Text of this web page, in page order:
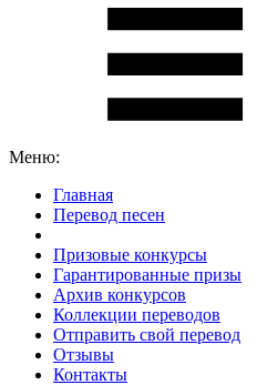
Меню:
Главная
Перевод песен
Призовые конкурсы
Гарантированные призы
Архив конкурсов
Коллекции переводов
Отправить свой перевод
Отзывы
Контакты